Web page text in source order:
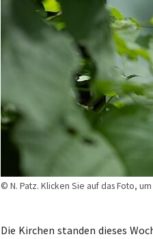
© N. Patz. Klicken Sie auf das Foto,
Die Kirchen standen dieses